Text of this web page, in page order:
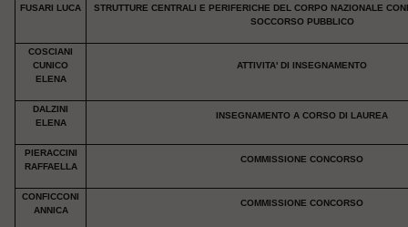
FUSARI LUCA
STRUTTURE CENTRALI E PERIFERICHE DEL CORPO NAZIONALE
SOCCORSO PUBBLICO
COSCIANI
CUNICO
ELENA
ATTIVITA' DI INSEGNAMENTO
DALZINI
ELENA
INSEGNAMENTO A CORSO DI LAUREA
PIERACCINI
RAFFAELLA
COMMISSIONE CONCORSO
CONFICCONI
ANNICA
COMMISSIONE CONCORSO